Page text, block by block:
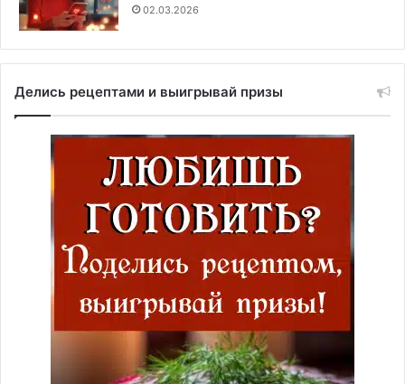
02.03.2026
Делись рецептами и выигрывай призы